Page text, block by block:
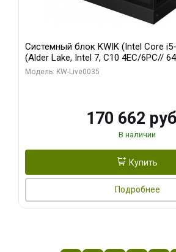
Системный блок KWIK (Intel Core
(Alder Lake, Intel 7, C10 4EC/6PC//
Sinotex GTX1650 4GB 128bit GDDR6
Модель: KW-Live0035
170 662
В наличии
Купить
Подробнее